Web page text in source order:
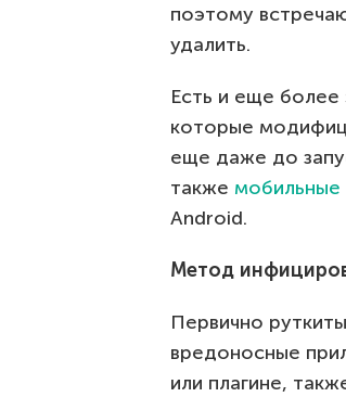
поэтому
удалить.
Есть и еще более
которые
еще даже до
также мобильные
Android.
Метод
Первично
вредоносные
или плагине,